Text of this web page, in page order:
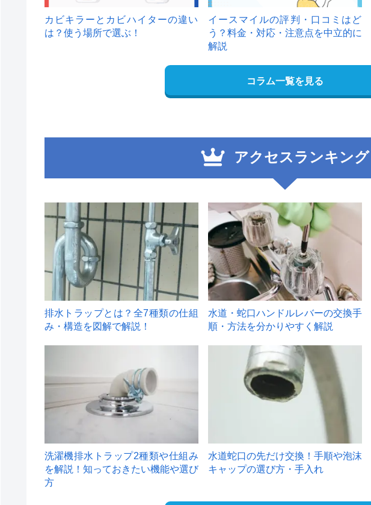
カビキラーとカビハイターの違い
は？使う場所で選ぶ！
イースマイルの評判・口コミはど
う？料金・対応・注意点を中立的に
解説
コラム一覧を見る
アクセスランキング
1
排水トラップとは？全7種類の仕組
み・構造を図解で解説！
2
水道・蛇口ハンドルレバーの交換手
順・方法を分かりやすく解説
洗濯機排水トラップ2種類や仕組み
を解説！知っておきたい機能や選び
方
水道蛇口の先だけ交換！手順や泡沫
キャップの選び方・手入れ